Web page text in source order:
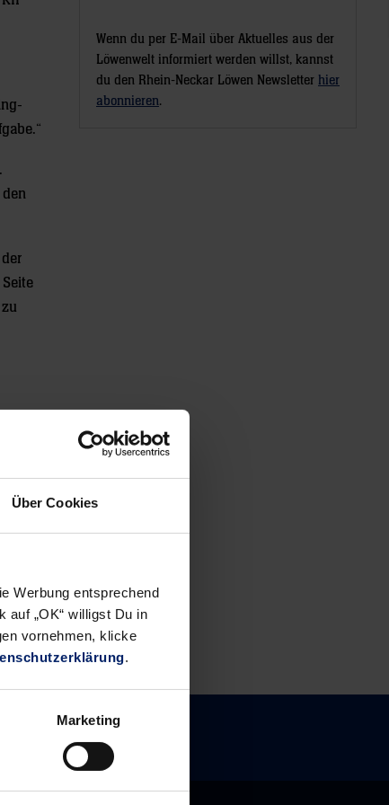
Über Cookies
Werbung entsprechend
auf „OK“ willigst Du in
vornehmen, klicke
.
Marketing
den
Wenn du per E-Mail über Aktuelles aus der
Löwenwelt informiert werden willst, kannst
du den Rhein-Neckar Löwen Newsletter hier
abonnieren.